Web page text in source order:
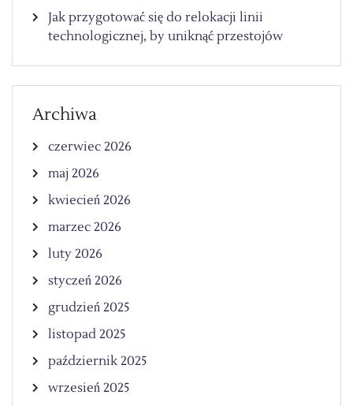
Jak przygotować się do relokacji linii
technologicznej, by uniknąć przestojów
Archiwa
czerwiec 2026
maj 2026
kwiecień 2026
marzec 2026
luty 2026
styczeń 2026
grudzień 2025
listopad 2025
październik 2025
wrzesień 2025